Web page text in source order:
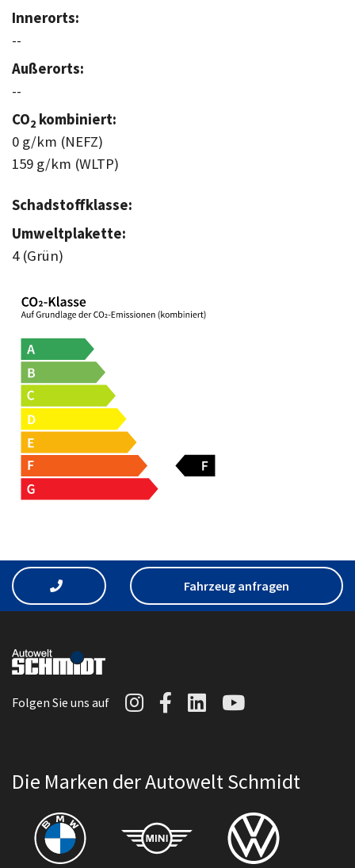
Innerorts:
--
Außerorts:
--
CO2 kombiniert:
0 g/km (NEFZ)
159 g/km (WLTP)
Schadstoffklasse:
Umweltplakette:
4 (Grün)
Fahrzeug anfragen
Folgen Sie uns auf Autowelt Schmidt auf
Autowelt Schmidt
AutoweltAutowelt
Die Marken der Autowelt Schmidt